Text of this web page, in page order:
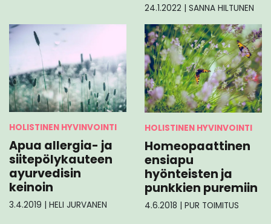
24.1.2022 SANNA HILTUNEN
HOLISTINEN HYVINVOINTI
Apua allergia- ja
siitepölykauteen
ayurvedisin
keinoin
3.4.2019 HELI JURVANEN
HOLISTINEN HYVINVOINTI
Homeopaattinen
ensiapu
hyönteisten ja
punkkien puremiin
4.6.2018 | PUR TOIMITUS